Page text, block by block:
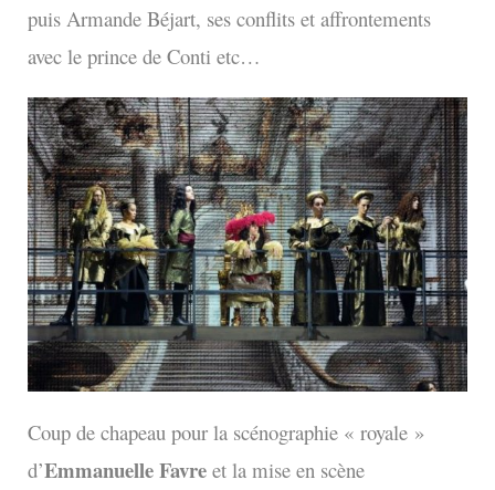
puis Armande Béjart, ses conflits et affrontements
avec le prince de Conti etc…
Coup de chapeau pour la scénographie « royale »
d’Emmanuelle Favre et la mise en scène